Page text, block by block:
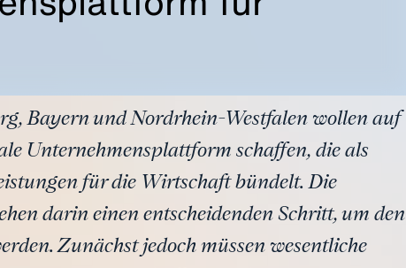
Bayern und Nordrhein-Westfalen wollen auf
Unternehmensplattform schaffen, die als
für die Wirtschaft bündelt. Die
darin einen entscheidenden Schritt, um den
Zunächst jedoch müssen wesentliche